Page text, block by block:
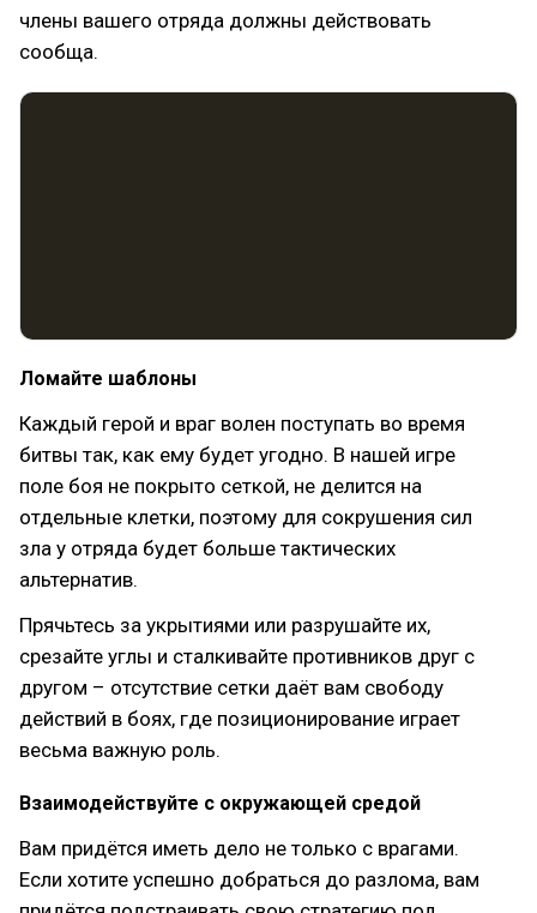
члены вашего отряда должны действовать
сообща.
Ломайте шаблоны
Каждый герой и враг волен поступать во время
битвы так, как ему будет угодно. В нашей игре
поле боя не покрыто сеткой, не делится на
отдельные клетки, поэтому для сокрушения сил
зла у отряда будет больше тактических
альтернатив.
Прячьтесь за укрытиями или разрушайте их,
срезайте углы и сталкивайте противников друг с
другом – отсутствие сетки даёт вам свободу
действий в боях, где позиционирование играет
весьма важную роль.
Взаимодействуйте с окружающей средой
Вам придётся иметь дело не только с врагами.
Если хотите успешно добраться до разлома, вам